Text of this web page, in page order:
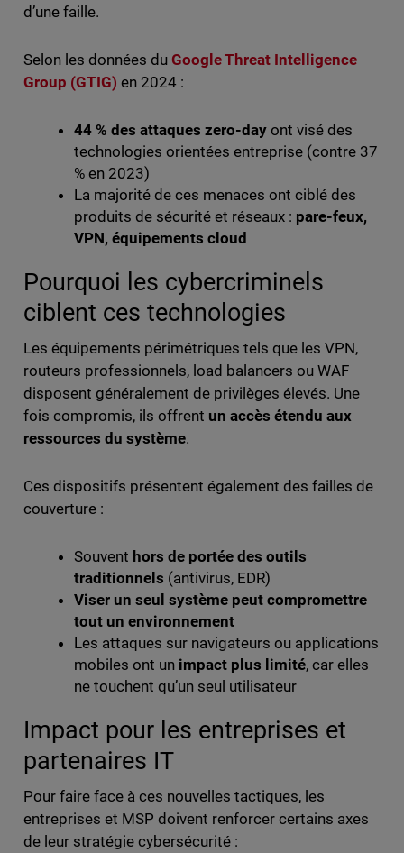
d’une faille.
Selon les données du Google Threat Intelligence
Group (GTIG) en 2024 :
44 % des attaques zero-dayont visé des
technologies orientées entreprise (contre 37
% en 2023)
La majorité de ces menaces ont ciblé des
produits de sécurité et réseaux : pare-feux,
VPN, équipements cloud
Pourquoi les cybercriminels
ciblent ces technologies
Les équipements périmétriques tels que les VPN,
routeurs professionnels, load balancers ou WAF
disposent généralement de privilèges élevés. Une
fois compromis, ils offrent un accès étendu aux
ressources du système.
Ces dispositifs présentent également des failles de
couverture :
Souvent hors de portée des outils
traditionnels (antivirus, EDR)
Viser un seul système peut compromettre
tout un environnement
Les attaques sur navigateurs ou applications
mobiles ont un impact plus limité, car elles
ne touchent qu’un seul utilisateur
Impact pour les entreprises et
partenaires IT
Pour faire face à ces nouvelles tactiques, les
entreprises et MSP doivent renforcer certains axes
de leur stratégie cybersécurité :